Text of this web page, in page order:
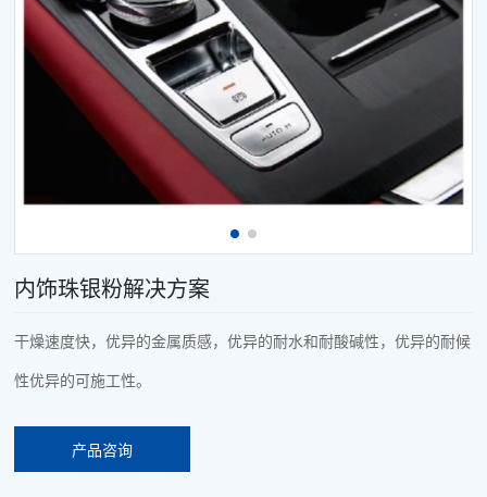
内饰珠银粉解决方案
干燥速度快，优异的金属质感，优异的耐水和耐酸碱性，优异的耐候
性优异的可施工性。
产品咨询